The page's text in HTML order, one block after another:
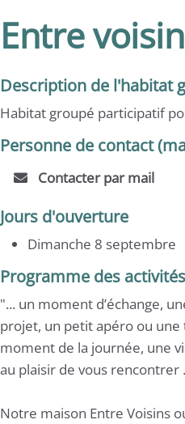
Entre
Description de l'habitat
Habitat groupé participatif
Personne de contact
Contacter par mail
Jours d'ouverture
Dimanche 8 septembre
Programme des activités
"... un moment d’échange,
projet, un petit apéro ou une
moment de la journée, une
au plaisir de vous rencontrer
Notre maison Entre Voisins